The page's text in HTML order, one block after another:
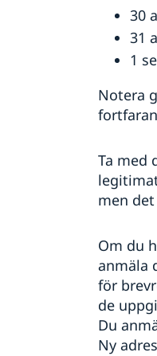
30
31
1
Notera
Ta med
men
Om du
anmäla
för
de
Du
Ny